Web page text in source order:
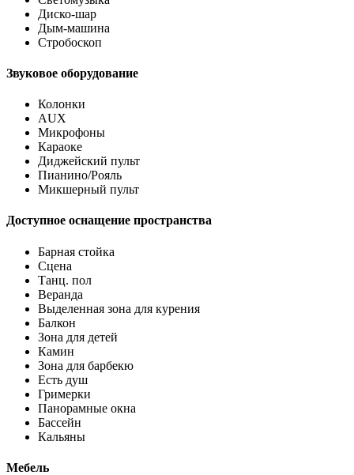
Диско-шар
Дым-машина
Стробоскоп
Звуковое оборудование
Колонки
AUX
Микрофоны
Караоке
Диджейский пульт
Пианино/Рояль
Микшерный пульт
Доступное оснащение пространства
Барная стойка
Сцена
Танц. пол
Веранда
Выделенная зона для курения
Балкон
Зона для детей
Камин
Зона для барбекю
Есть душ
Гримерки
Панорамные окна
Бассейн
Кальяны
Мебель